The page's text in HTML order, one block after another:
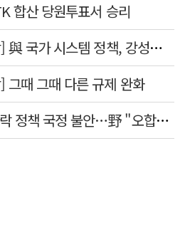
합산 당원투표서 승리
[여권 국정 운영 난맥상] 與 국가 시스템 정책, 강성층 결집에 의존
그때 그때 다른 규제 완화
지지층만 보나? 오락가락 정책 국정 불안…野 "오합지졸"